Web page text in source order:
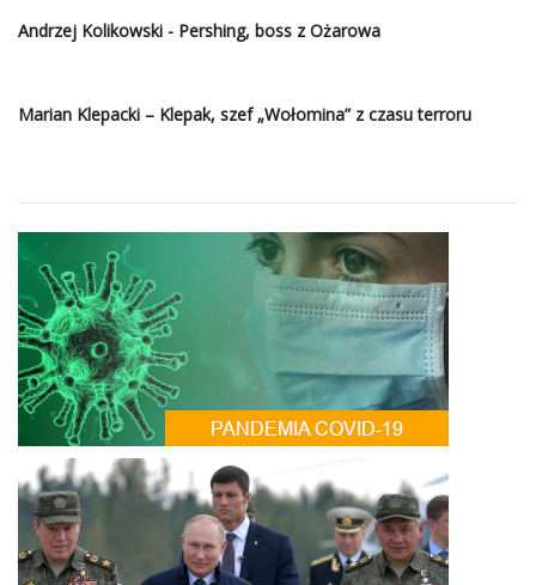
Andrzej Kolikowski - Pershing, boss z Ożarowa
Marian Klepacki – Klepak, szef „Wołomina” z czasu terroru